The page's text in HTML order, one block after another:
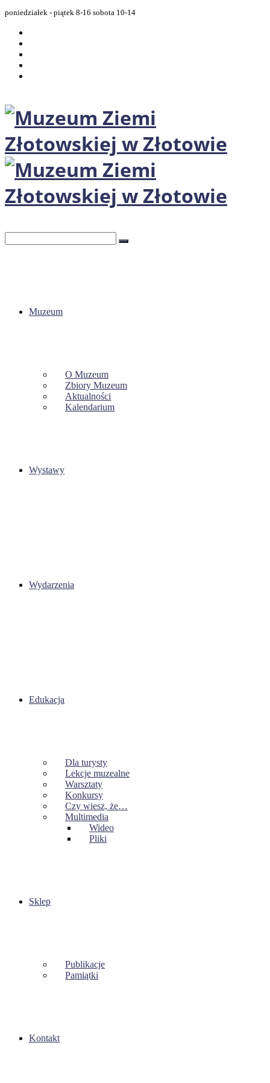
poniedziałek - piątek 8-16 sobota 10-14
Muzeum
O Muzeum
Zbiory Muzeum
Aktualności
Kalendarium
Wystawy
Wydarzenia
Edukacja
Dla turysty
Lekcje muzealne
Warsztaty
Konkursy
Czy wiesz, że…
Multimedia
Wideo
Pliki
Sklep
Publikacje
Pamiątki
Kontakt